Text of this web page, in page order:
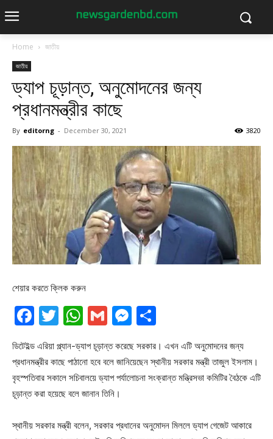
Home জাতীয়
জাতীয়
ড্যাপ চূড়ান্ত, অনুমোদনের জন্য
প্রধানমন্ত্রীর কাছে
By editorng - December 30, 2021 3820
শেয়ার করতে ক্লিক করুন
Facebook
Twitter
WhatsApp
GmailMessenger
ডিটেইল্ড এরিয়া প্ল্যান-ড্যাপ চূড়ান্ত করেছে সরকার। এখন এটি অনুমোদনের জন্য
প্রধানমন্ত্রীর কাছে পাঠানো হবে বলে জানিয়েছেন স্থানীয় সরকার মন্ত্রী তাজুল ইসলাম।
বৃহস্পতিবার সকালে সচিবালয়ে ড্যাপ পর্যালোচনা সংক্রান্ত মন্ত্রিসভা কমিটির বৈঠকে এটি
চূড়ান্ত করা হয়েছে বলে জানান তিনি।
স্থানীয় সরকার মন্ত্রী বলেন, সরকার প্রধানের অনুমোদন মিললে ড্যাপ গেজেট আকারে